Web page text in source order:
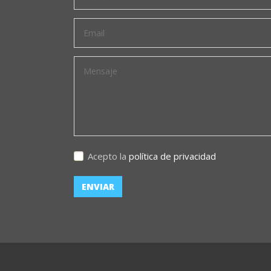
Acepto la política de privacidad